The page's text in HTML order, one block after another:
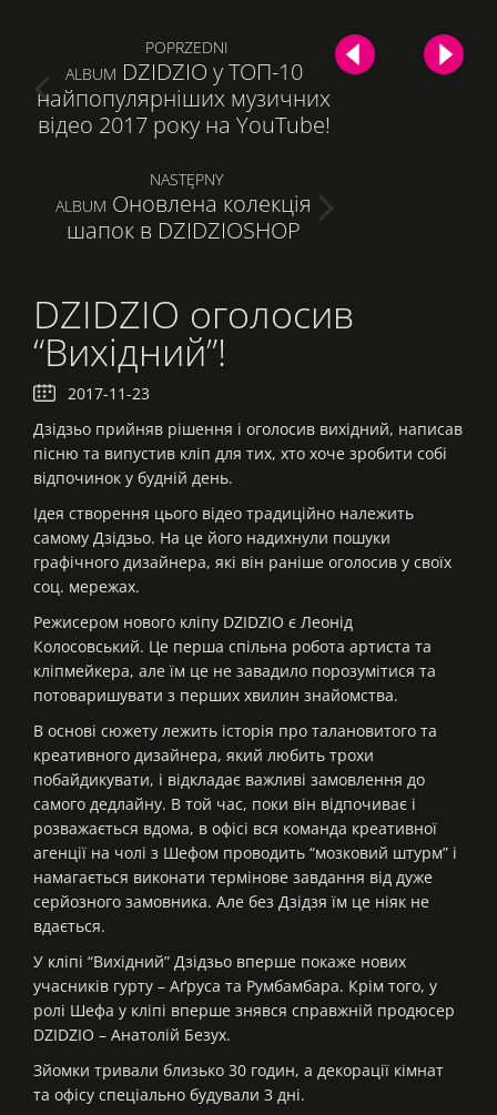
Post
navigation
POPRZEDNI
ALBUM PREVIOUS
POST:
DZIDZIO у ТОП-10
найпопулярніших музичних
відео 2017 року на YouTube!
NASTĘPNY
ALBUM NEXT
POST:
Оновлена колекція
шапок в DZIDZIOSHOP
DZIDZIO оголосив
“Вихідний”!
2017-11-23
Дзідзьо прийняв рішення і оголосив вихідний, написав
пісню та випустив кліп для тих, хто хоче зробити собі
відпочинок у будній день.
Ідея створення цього відео традиційно належить
самому Дзідзьо. На це його надихнули пошуки
графічного дизайнера, які він раніше оголосив у своїх
соц. мережах.
Режисером нового кліпу DZIDZIO є Леонід
Колосовський. Це перша спільна робота артиста та
кліпмейкера, але їм це не завадило порозумітися та
потоваришувати з перших хвилин знайомства.
В основі сюжету лежить історія про талановитого та
креативного дизайнера, який любить трохи
побайдикувати, і відкладає важливі замовлення до
самого дедлайну. В той час, поки він відпочиває і
розважається вдома, в офісі вся команда креативної
агенції на чолі з Шефом проводить “мозковий штурм” і
намагається виконати термінове завдання від дуже
серйозного замовника. Але без Дзідзя їм це ніяк не
вдається.
У кліпі “Вихідний” Дзідзьо вперше покаже нових
учасників гурту – Аґруса та Румбамбара. Крім того, у
ролі Шефа у кліпі вперше знявся справжній продюсер
DZIDZIO – Анатолій Безух.
Зйомки тривали близько 30 годин, а декорації кімнат
та офісу спеціально будували 3 дні.